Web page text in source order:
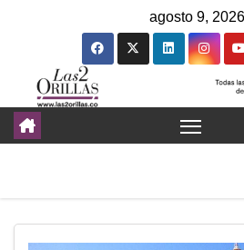
agosto 9, 2026